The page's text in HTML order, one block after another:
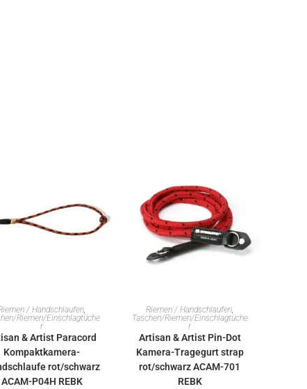
DEN WARENKORB
/ Handschlaufen,
Riemen/Einschlagtüche
r
& Artist Paracord
Kompaktkamera-
rot/schwarz
ACAM-P04H REBK
IN DEN WARENKORB
Riemen / Handschlaufen,
Taschen/Riemen/Einschlagtüche
r
Artisan & Artist Pin-Dot
Kamera-Tragegurt strap
rot/schwarz ACAM-701
REBK